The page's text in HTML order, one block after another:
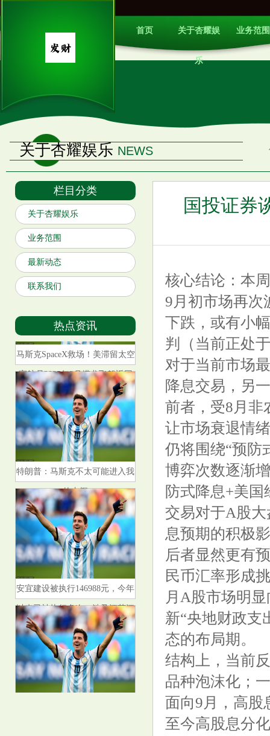
首页 关于杏耀娱
乐
业务范围
关于杏耀娱乐 NEWS
栏目分类
关于杏耀娱乐
业务范围
最新动态
联系我们
热点资讯
宇航员2025年2月搭龙飞船返回
地球
特朗普：马斯克不太可能进入我
的内阁
安宜建设被执行146988元，今年
以来已被执行多次，涉及江苏江
西陕西等地
“定向降息”搅动周末基金圈，知
国投证券
核心结论：本
9月初市场再次
下跌，或有小
判（当前正处
对于当前市场
降息交易，另
前者，受8月非
让市场衰退情
仍将围绕“预防
博弈次数逐渐
防式降息+美
交易对于A股
息预期的积极
后者显然更有
民币汇率形成
月A股市场明
新“央地财政支
态的布局期。
结构上，当前
品种泡沫化；
面向9月，高股
至今高股息分